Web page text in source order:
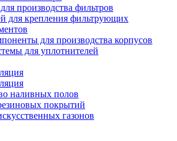
производства фильтров
для крепления фильтрующих
для производства корпусов
для уплотнителей
наливных полов
покрытий
газонов